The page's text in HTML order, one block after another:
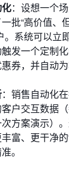
：设想一个
批“高价值、
。系统可以立
发一个定制
券，并自动
：销售自动化
户交互数据
方案演示）
富、更干净
。